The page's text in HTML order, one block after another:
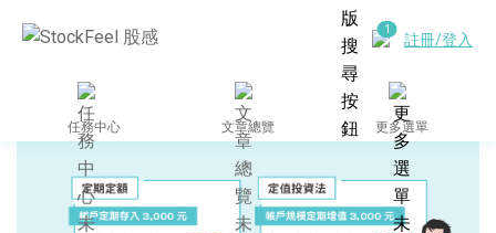
註冊/登入
任務中心 文章總覽 更多選單